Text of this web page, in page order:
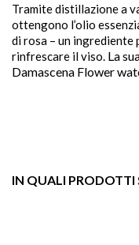
Tramite distillazione a
ottengono l’olio
di rosa – un ingrediente
rinfrescare il viso. La
Damascena Flower
IN QUALI PRODOTTI